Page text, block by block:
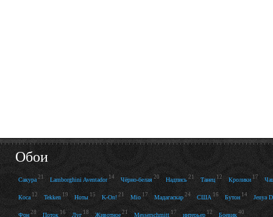
Обои
Сакура 21 Lamborghini Aventador 14 Чёрно-белая 20 Надпись 21 Танец 12 Кролики 17
Коса 12 Tekken 19 Ноты 15 K-On! 21 Mio 17 Мадагаскар 24 США 16 Бутон 14 Jenya D
Фон 28 Поток 16 Луг 18 Животное 21 Messerschmitt 17 интерьер 12 Боевик 40